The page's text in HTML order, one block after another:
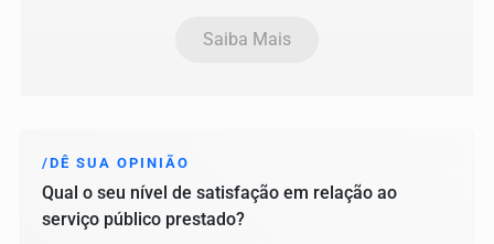
Saiba Mais
/DÊ SUA OPINIÃO
Qual o seu nível de satisfação em relação ao
serviço público prestado?